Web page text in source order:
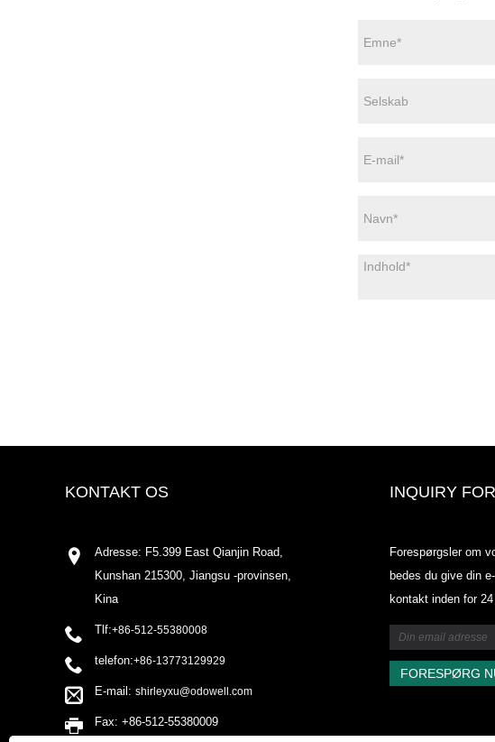
KONTAKT OS
Adresse: F5.399 East Qianjin Road,
Kunshan 215300, Jiangsu -provinsen,
Kina
Tlf:+86-512-55380008
telefon:+86-13773129929
E-mail: shirleyxu@odowell.com
Fax: +86-512-55380009
INQUIRY
Forespørgsler om
bedes du give din
kontakt inden for